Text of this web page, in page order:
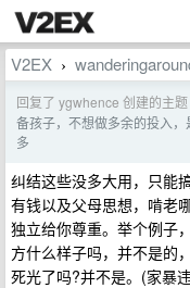
V2EX ›
回复了 ygwhence 创建的主题
备孩子，不想做多余的投入
多
纠结这些没多大用，只能
有钱以及父母思想，啃老
独立给你尊重。举个例子
方什么样子吗，并不是的
死光了吗?并不是。(家暴